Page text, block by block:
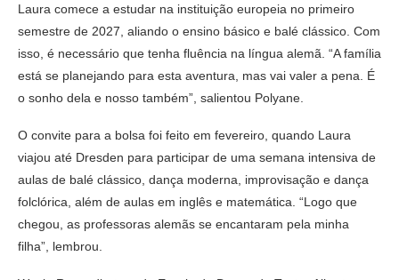
Laura comece a estudar na instituição europeia no primeiro
semestre de 2027, aliando o ensino básico e balé clássico. Com
isso, é necessário que tenha fluência na língua alemã. “A família
está se planejando para esta aventura, mas vai valer a pena. É
o sonho dela e nosso também”, salientou Polyane.
O convite para a bolsa foi feito em fevereiro, quando Laura
viajou até Dresden para participar de uma semana intensiva de
aulas de balé clássico, dança moderna, improvisação e dança
folclórica, além de aulas em inglês e matemática. “Logo que
chegou, as professoras alemãs se encantaram pela minha
filha”, lembrou.